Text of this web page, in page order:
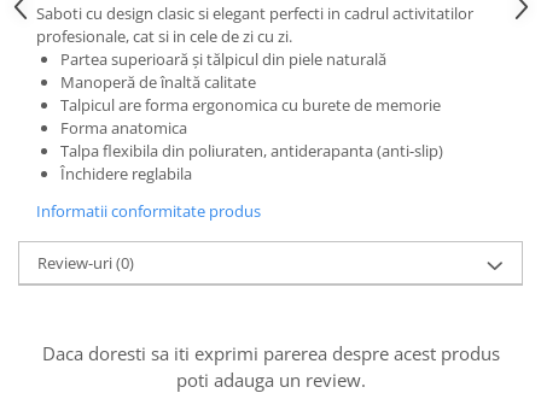
Saboti cu design clasic si elegant perfecti in cadrul activitatilor
profesionale, cat si in cele de zi cu zi.
Partea superioară şi tălpicul din piele naturală
Manoperă de înaltă calitate
Talpicul are forma ergonomica cu burete de memorie
Forma anatomica
Talpa flexibila din poliuraten, antiderapanta (anti-slip)
Închidere reglabila
Informatii conformitate produs
Review-uri(0)
Daca doresti sa iti exprimi parerea despre acest produs
poti adauga un review.